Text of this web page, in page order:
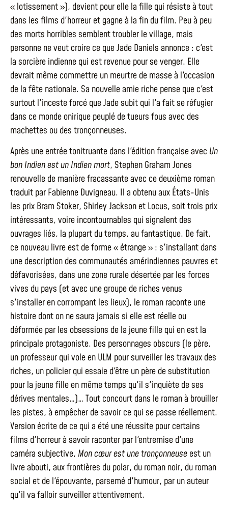
« lotissement »), devient pour elle la fille qui résiste à tout
dans les films d'horreur et gagne à la fin du film. Peu à peu
des morts horribles semblent troubler le village, mais
personne ne veut croire ce que Jade Daniels annonce : c'est
la sorcière indienne qui est revenue pour se venger. Elle
devrait même commettre un meurtre de masse à l'occasion
de la fête nationale. Sa nouvelle amie riche pense que c'est
surtout l'inceste forcé que Jade subit qui l'a fait se réfugier
dans ce monde onirique peuplé de tueurs fous avec des
machettes ou des tronçonneuses.
Après une entrée tonitruante dans l'édition française avec Un
bon Indien est un Indien mort, Stephen Graham Jones
renouvelle de manière fracassante avec ce deuxième roman
traduit par Fabienne Duvigneau. Il a obtenu aux États-Unis
les prix Bram Stoker, Shirley Jackson et Locus, soit trois prix
intéressants, voire incontournables qui signalent des
ouvrages liés, la plupart du temps, au fantastique. De fait,
ce nouveau livre est de forme « étrange » : s'installant dans
une description des communautés amérindiennes pauvres et
défavorisées, dans une zone rurale désertée par les forces
vives du pays (et avec une groupe de riches venus
s'installer en corrompant les lieux), le roman raconte une
histoire dont on ne saura jamais si elle est réelle ou
déformée par les obsessions de la jeune fille qui en est la
principale protagoniste. Des personnages obscurs (le père,
un professeur qui vole en ULM pour surveiller les travaux des
riches, un policier qui essaie d'être un père de substitution
pour la jeune fille en même temps qu'il s'inquiète de ses
dérives mentales…)… Tout concourt dans le roman à brouiller
les pistes, à empêcher de savoir ce qui se passe réellement.
Version écrite de ce qui a été une réussite pour certains
films d'horreur à savoir raconter par l'entremise d'une
caméra subjective, Mon cœur est une tronçonneuse est un
livre abouti, aux frontières du polar, du roman noir, du roman
social et de l'épouvante, parsemé d'humour, par un auteur
qu'il va falloir surveiller attentivement.